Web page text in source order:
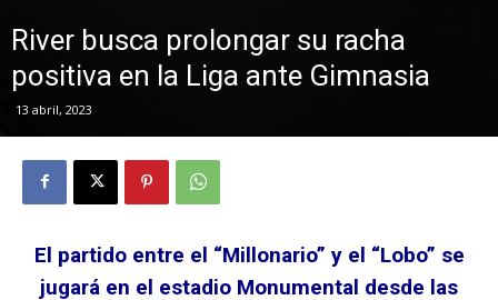
River busca prolongar su racha
positiva en la Liga ante Gimnasia
13 abril, 2023
El partido entre el “Millonario” y el “Lobo” se
jugará en el estadio Monumental desde las